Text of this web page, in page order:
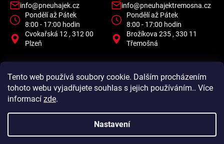
Tento web používá soubory cookie. Dalším procházením
tohoto webu vyjadřujete souhlas s jejich používáním.. Více
informací zde.
Nastavení
info@pneuhajek.cz
Pondělí až Pátek
8:00 - 17:00 hodin
Cvokařská 12 , 312 00
Plzeň
info@pneuhajektremosna.cz
Pondělí až Pátek
8:00 - 17:00 hodin
Brožíkova 235 , 330 11
Třemošná